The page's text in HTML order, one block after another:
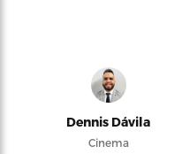
Dennis Dávila
Cinema